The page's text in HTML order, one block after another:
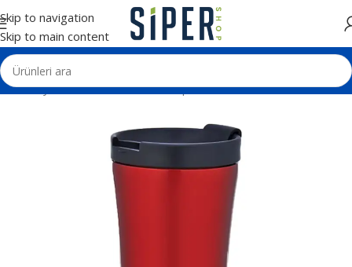
Skip to navigation
Skip to main content
Ana Sayfa Termos - Matara - Kupa Termoslar